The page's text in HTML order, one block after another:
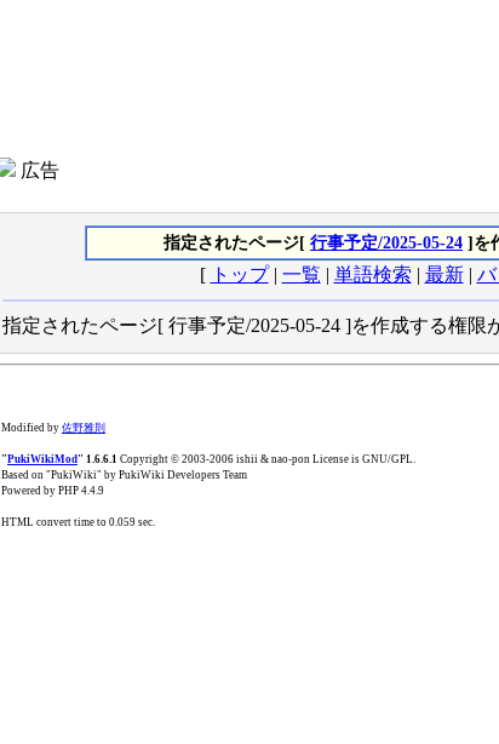
広告
指定されたページ[ 行事予定/2025-05-24]を
[ トップ| 一覧 | 単語検索 | 最新|
指定されたページ[ 行事予定/2025-05-24 ]を作成する権限
Modified by 佐野雅則
"PukiWikiMod" 1.6.6.1 Copyright © 2003-2006 ishii & nao-pon License is GNU/GPL.
Based on "PukiWiki" by PukiWiki Developers Team
Powered by PHP 4.4.9
HTML convert time to 0.059 sec.